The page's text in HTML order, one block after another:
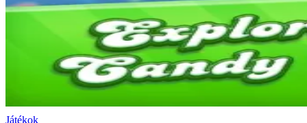
Játékok